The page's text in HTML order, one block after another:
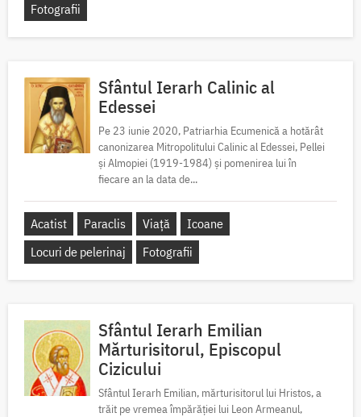
Fotografii
Sfântul Ierarh Calinic al
Edessei
Pe 23 iunie 2020, Patriarhia Ecumenică a hotărât
canonizarea Mitropolitului Calinic al Edessei, Pellei
și Almopiei (1919-1984) și pomenirea lui în
fiecare an la data de...
Acatist Paraclis Viață
Icoane
Locuri de pelerinaj
Fotografii
Sfântul Ierarh Emilian
Mărturisitorul, Episcopul
Cizicului
Sfântul Ierarh Emilian, mărturisitorul lui Hristos, a
trăit pe vremea împărăției lui Leon Armeanul,